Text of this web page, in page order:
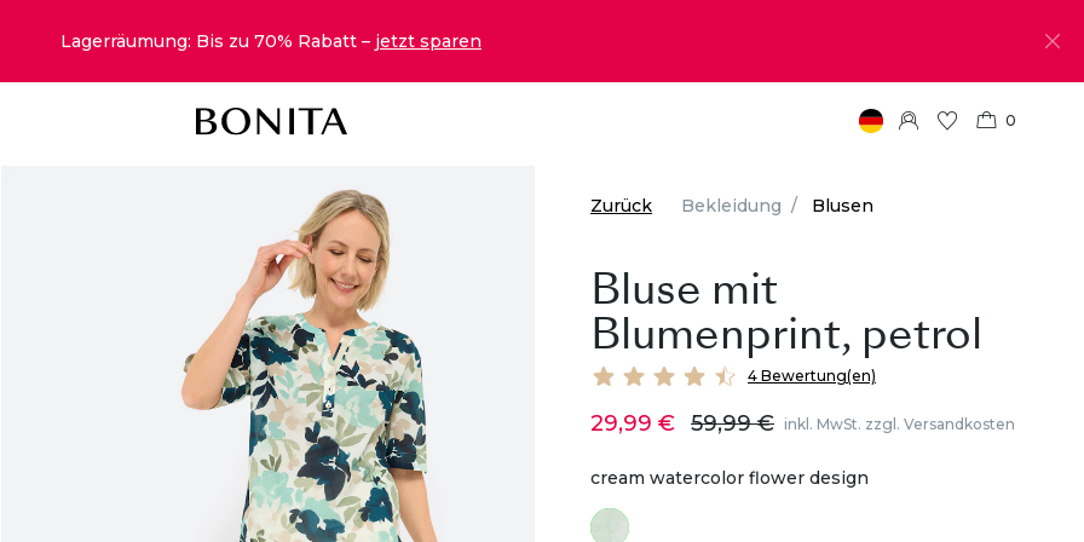
Lagerräumung: Bis zu 70% Rabatt – jetzt sparen
0
Zurück Bekleidung Blusen
Bluse mit
Blumenprint, petrol
4 Bewertung(en)
29,99 € 59,99 € inkl. MwSt. zzgl. Versandkosten
cream watercolor flower design